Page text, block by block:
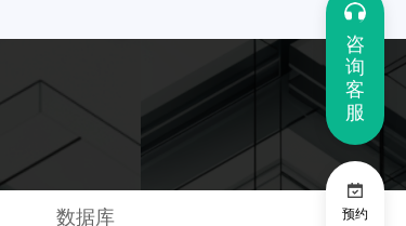
数据库
咨
询
客
服
预约